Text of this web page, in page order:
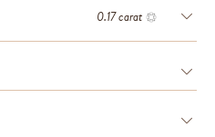
0.17 carat